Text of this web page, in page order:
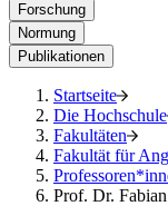
Forschung
Normung
Publikationen
Startseite
Die Hochschule
Fakultäten
Fakultät für
Prof. Dr.